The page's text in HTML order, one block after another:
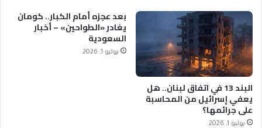
البند 13 في اتفاق لبنان.. هل
يعفي إسرائيل من المحاسبة
على جرائمها؟
يوليو 1, 2026
بعد عجزه أمام الكبار.. كومان
يغادر «الطواحين» – أخبار
السعودية
يوليو 1, 2026